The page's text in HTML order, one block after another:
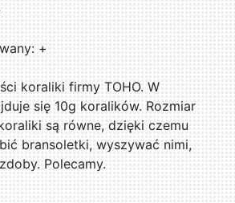
+
koraliki firmy TOHO. W
się 10g koralików. Rozmiar
są równe, dzięki czemu
bransoletki, wyszywać nimi,
Polecamy.